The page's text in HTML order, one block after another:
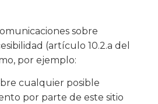
sobre
(artículo 10.2.a del
por ejemplo:
cualquier posible
por parte de este sitio